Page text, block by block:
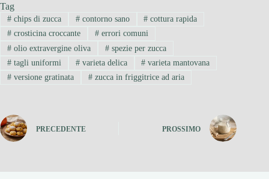
Tag
#chips di zucca #contorno sano # cottura rapida
#crosticina croccante #errori comuni
#olio extravergine oliva #spezie per zucca
#tagli uniformi #varieta delica # varieta mantovana
#versione gratinata #zucca in friggitrice ad aria
PRECEDENTE PROSSIMO